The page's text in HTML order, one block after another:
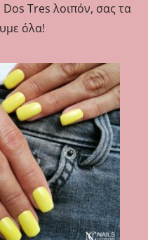
Dos Tres λοιπόν, σας τα
όλα!